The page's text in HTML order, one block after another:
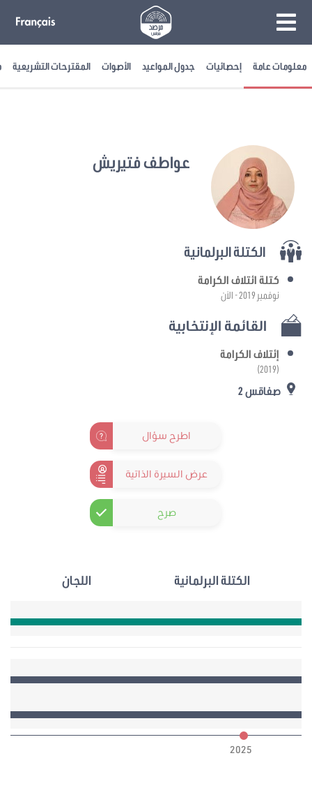
معلومات عامة إحصائيات جدول المواعيد الأصوات المقترحات التشريعية
عواطف فتيريش
الكتلة البرلمانية
كتلة ائتلاف الكرامة
نوفمبر 2019 - الآن
القائمة الإنتخابية
إئتلاف الكرامة
(2019)
صفاقس 2
اطرح سؤال
عرض السيرة الذاتية
صرح
الكتلة البرلمانية اللجان
2025